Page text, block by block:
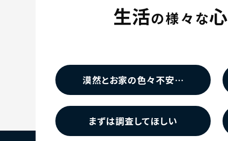
生活の様々な
漠然とお家の色々不安…
まずは調査してほしい